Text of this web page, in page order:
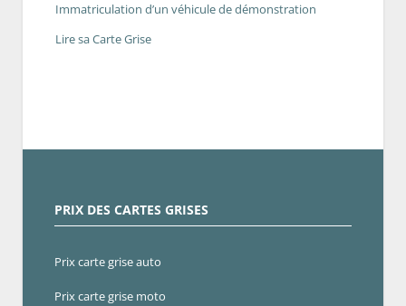
Immatriculation d’un véhicule de démonstration
Lire sa Carte Grise
PRIX DES CARTES GRISES
Prix carte grise auto
Prix carte grise moto